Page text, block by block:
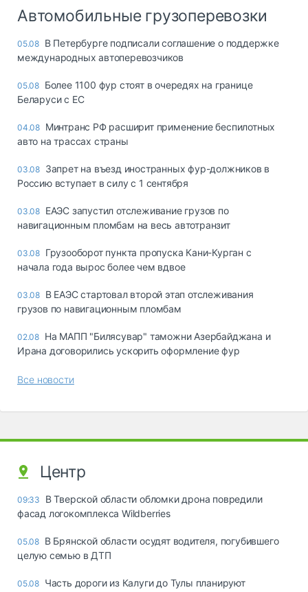
Автомобильные грузоперевозки
05.08 В Петербурге подписали соглашение о поддержке
международных автоперевозчиков
05.08 Более 1100 фур стоят в очередях на границе
Беларуси с ЕС
04.08 Минтранс РФ расширит применение беспилотных
авто на трассах страны
03.08 Запрет на въезд иностранных фур-должников в
Россию вступает в силу с 1 сентября
03.08 ЕАЭС запустил отслеживание грузов по
навигационным пломбам на весь автотранзит
03.08 Грузооборот пункта пропуска Кани-Курган с
начала года вырос более чем вдвое
03.08 В ЕАЭС стартовал второй этап отслеживания
грузов по навигационным пломбам
02.08 На МАПП "Билясувар" таможни Азербайджана и
Ирана договорились ускорить оформление фур
Все новости
Центр
09:33
В Тверской области обломки дрона повредили
фасад логокомплекса Wildberries
05.08 В Брянской области осудят водителя, погубившего
целую семью в ДТП
05.08 Часть дороги из Калуги до Тулы планируют